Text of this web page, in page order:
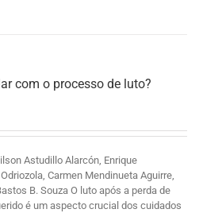
com o processo de luto?
Astudillo Alarcón, Enrique
Carmen Mendinueta Aguirre,
B. Souza O luto após a perda de
é um aspecto crucial dos cuidados